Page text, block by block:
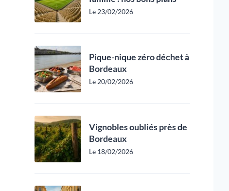
Le 23/02/2026
Pique-nique zéro déchet à
Bordeaux
Le 20/02/2026
Vignobles oubliés près de
Bordeaux
Le 18/02/2026